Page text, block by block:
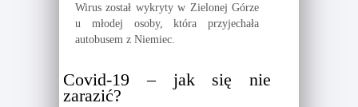
Wirus został wykryty w Zielonej Górze
u młodej osoby, która przyjechała
autobusem z Niemiec.
Covid-19 – jak się nie
zarazić?